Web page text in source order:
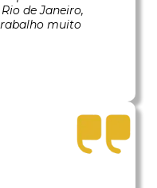
de Janeiro,
muito